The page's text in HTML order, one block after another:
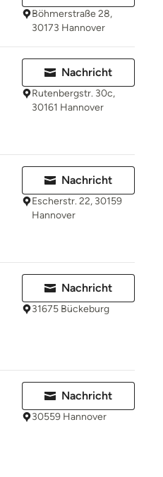
Böhmerstraße 28,
30173 Hannover
Nachricht
Rutenbergstr. 30c,
30161 Hannover
Nachricht
Escherstr. 22, 30159
Hannover
Nachricht
31675 Bückeburg
Nachricht
30559 Hannover